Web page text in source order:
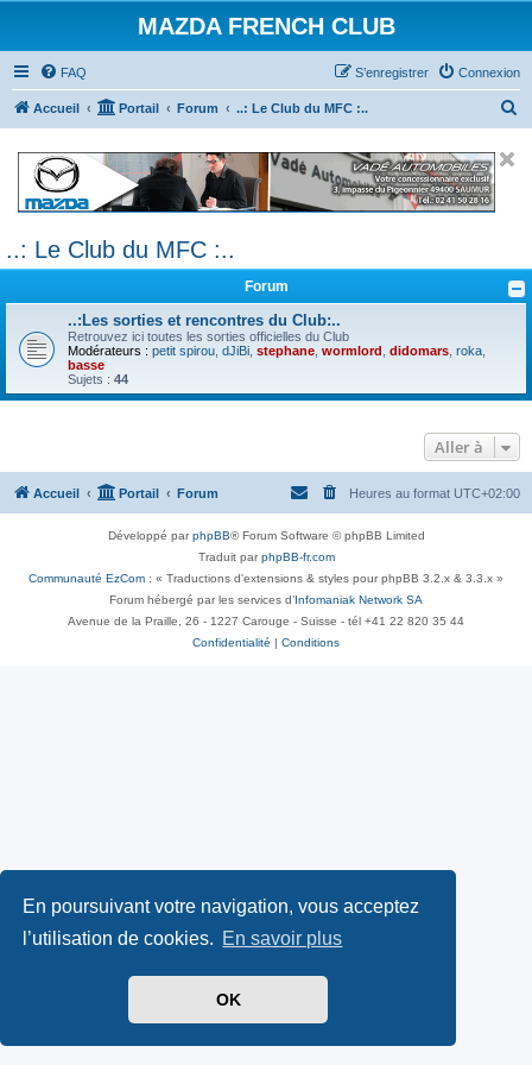
En poursuivant votre navigation, vous acceptez
l’utilisation de cookies. En savoir plus
OK
MAZDA FRENCH CLUB
FAQ Connexion
S’enregistrer
Accueil Portail Forum ..: Le Club du MFC :..
c
h
..: Le Club du MFC :..
Forum
..:Les sorties et rencontres du Club:..
Retrouvez ici toutes les sorties officielles du Club
Modérateurs : petit spirou dJiBi stephane wormlord didomars roka
basse
Sujets : 44
Aller à
Accueil Portail Forum Heures au format UTC+02:00
Développé parphpBB® Forum Software © phpBB Limited
Traduit parphpBB-fr.com
Communauté EzCom : « Traductions d'extensions & styles pour phpBB 3.2.x & 3.3.x »
Forum hébergé par les services d’Infomaniak Network SA
Avenue de la Praille, 26 - 1227 Carouge - Suisse - tél +41 22 820 35 44
Confidentialité | Conditions